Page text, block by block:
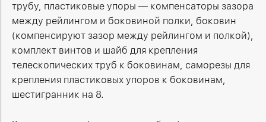
трубу, пластиковые упоры — компенсаторы зазора
между рейлингом и боковиной полки, боковин
(компенсируют зазор между рейлингом и полкой),
комплект винтов и шайб для крепления
телескопических труб к боковинам, саморезы для
крепления пластиковых упоров к боковинам,
шестигранник на 8.